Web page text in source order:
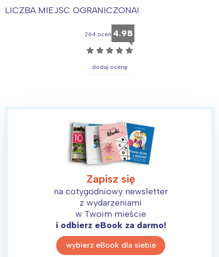
LICZBA MIEJSC OGRANICZONA!
264 ocen 4.98
☆ ☆ ☆ ☆ ☆
dodaj ocenę
Zapisz się
na cotygodniowy newsletter
z wydarzeniami
w Twoim mieście
i odbierz eBook za darmo!
wybierz eBook dla siebie
Interesują mnie wydarzenia z
tego regionu:
Warszawa
Trójmiasto
Poznań
Wrocław
Śląsk
Kraków
Południe
Północ
Wszystkie